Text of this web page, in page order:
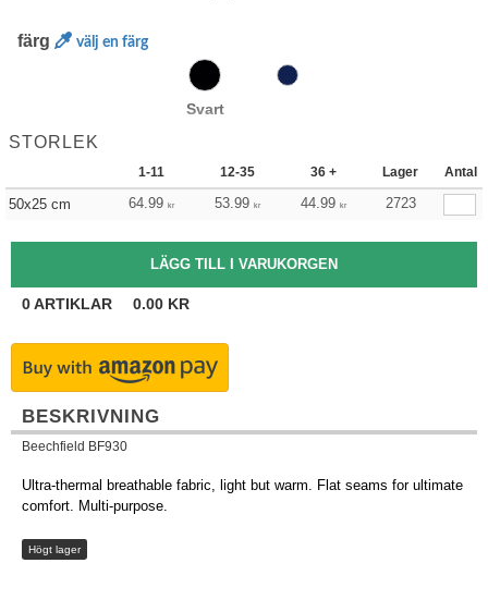
färg välj en färg
Svart
STORLEK
1-11 12-35 36 + Lager Antal
50x25 cm 64.99 kr 53.99 kr 44.99 kr 2723
0ARTIKLAR 0.00 KR
BESKRIVNING
Beechfield BF930
Ultra-thermal breathable fabric, light but warm. Flat seams for ultimate
comfort. Multi-purpose.
Högt lager